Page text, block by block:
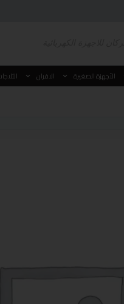
الأجهزة الصغيرة الافران